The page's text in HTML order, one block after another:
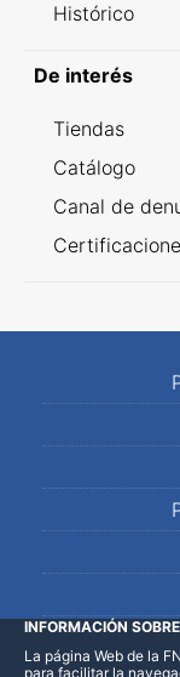
Histórico
De interés
Tiendas
Catálogo
Canal de
LinkedIn
INFORMACIÓN
La página Web de la
para facilitar la